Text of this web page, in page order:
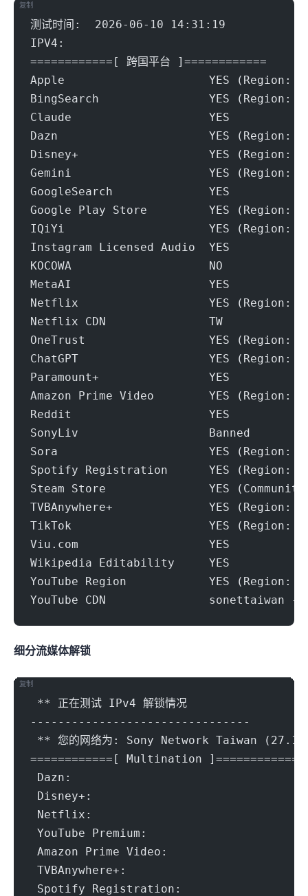
测试时间:  2026-06-10 14:31:19
IPV4:
============[ 跨国平台 ]============
Apple                     YES (Region:
BingSearch                YES (Region:
Claude                    YES
Dazn                      YES (Region:
Disney+                   YES (Region:
Gemini                    YES (Region:
GoogleSearch              YES
Google Play Store         YES (Region:
IQiYi                     YES (Region:
Instagram Licensed Audio  YES
KOCOWA                    NO
MetaAI                    YES
Netflix                   YES (Region:
Netflix CDN               TW
OneTrust                  YES (Region: TW
ChatGPT                   YES (Region:
Paramount+                YES
Amazon Prime Video        YES (Region:
Reddit                    YES
SonyLiv                   Banned
Sora                      YES (Region:
Spotify Registration      YES (Region:
Steam Store               YES (Community
TVBAnywhere+              YES (Region:
TikTok                    YES (Region:
Viu.com                   YES
Wikipedia Editability     YES
YouTube Region            YES (Region:
YouTube CDN               sonettaiwan -
复制
细分流媒体解锁
** 正在测试 IPv4 解锁情况
--------------------------------
** 您的网络为: Sony Network Taiwan
============[ Multination ]============
Dazn:					Yes
Disney+:				Yes
Netflix:				Yes
YouTube Premium:			Yes
Amazon Prime Video:			Yes
TVBAnywhere+:
Spotify Registration:
复制